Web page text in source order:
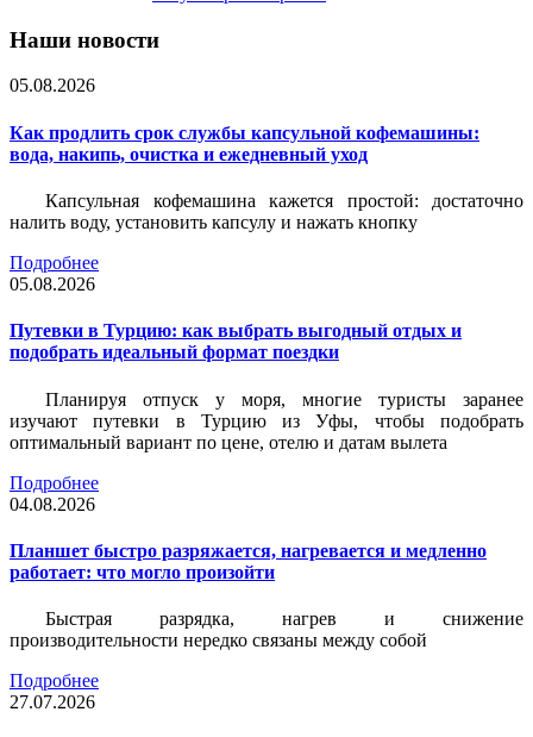
Наши новости
05.08.2026
Как продлить срок службы капсульной кофемашины:
вода, накипь, очистка и ежедневный уход
Капсульная кофемашина кажется простой: достаточно
налить воду, установить капсулу и нажать кнопку
Подробнее
05.08.2026
Путевки в Турцию: как выбрать выгодный отдых и
подобрать идеальный формат поездки
Планируя отпуск у моря, многие туристы заранее
изучают путевки в Турцию из Уфы, чтобы подобрать
оптимальный вариант по цене, отелю и датам вылета
Подробнее
04.08.2026
Планшет быстро разряжается, нагревается и медленно
работает: что могло произойти
Быстрая разрядка, нагрев и снижение
производительности нередко связаны между собой
Подробнее
27.07.2026